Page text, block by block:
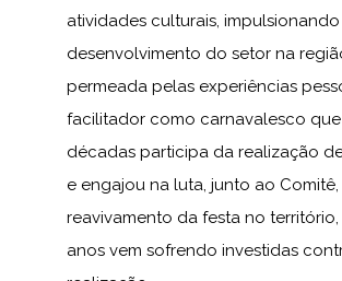
atividades culturais,
desenvolvimento do setor na
permeada pelas experiências
facilitador como carnavalesco
décadas participa da realização
e engajou na luta, junto ao
reavivamento da festa no
anos vem sofrendo investidas